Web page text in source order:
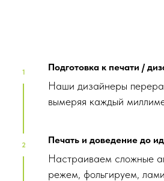
Подготовка к печати /
Наши дизайнеры
вымеряя каждый
Печать и доведение до
Настраиваем сложные
режем, фольгируем,